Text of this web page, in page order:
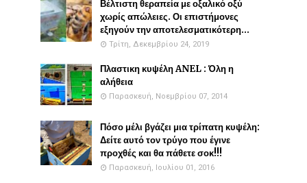
Βέλτιστη θεραπεία με οξαλικό οξύ
χωρίς απώλειες. Οι επιστήμονες
εξηγούν την αποτελεσματικότερη...
Τρίτη, Δεκεμβρίου 24, 2019
Πλαστικη κυψέλη ANEL : Όλη η
αλήθεια
Παρασκευή, Νοεμβρίου 07, 2014
Πόσο μέλι βγάζει μια τρίπατη κυψέλη:
Δείτε αυτό τον τρύγο που έγινε
προχθές και θα πάθετε σοκ!!!
Παρασκευή, Ιουλίου 01, 2016